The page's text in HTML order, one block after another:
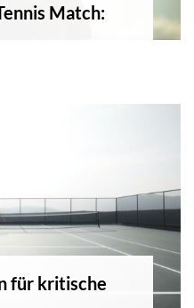
Match:
für kritische